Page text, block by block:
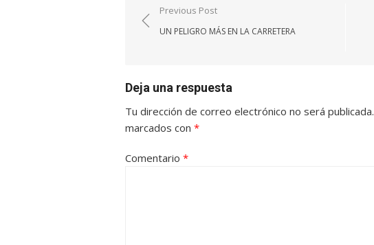
Navegación
de
Previous Post
UN PELIGRO MÁS EN LA CARRETERA
Deja una respuesta
Tu dirección de correo electrónico no será publicada.
marcados con *
Comentario *